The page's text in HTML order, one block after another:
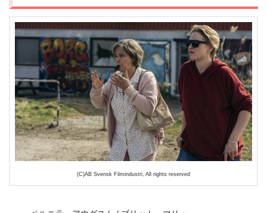
＼＼31日間無料!!お試し解約もOK／／
今すぐ無料でU-NEXTで見る
(C)AB Svensk Filmindustri, All rights reserved